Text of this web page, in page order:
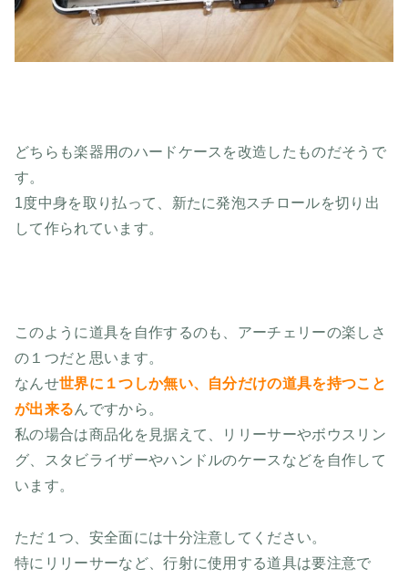
どちらも楽器用のハードケースを改造したものだそうで
す。
1度中身を取り払って、新たに発泡スチロールを切り出
して作られています。
このように道具を自作するのも、アーチェリーの楽しさ
の１つだと思います。
なんせ世界に１つしか無い、自分だけの道具を持つこと
が出来るんですから。
私の場合は商品化を見据えて、リリーサーやボウスリン
グ、スタビライザーやハンドルのケースなどを自作して
います。
ただ１つ、安全面には十分注意してください。
特にリリーサーなど、行射に使用する道具は要注意で